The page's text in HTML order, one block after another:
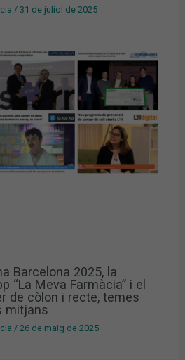
/31 de juliol de 2025
Barcelona 2025, la
“La Meva Farmàcia” i el
de còlon i recte, temes
mitjans
/26 de maig de 2025